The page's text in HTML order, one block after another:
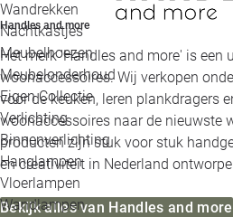
Wandrekken
Nachtkastjes
Meubelhoezen
Meubelonderhoud
Eigen Collectie
Verlichting
Binnenverlichting
Hanglampen
Vloerlampen
Wandlampen
Handles and more
Het merk 'Handles and more' is een
woonaccessoires. Wij verkopen
voor de keuken, leren plankdragers
woonaccessoires naar de nieuwste
producten zijn stuk voor stuk
en creativiteit in Nederland
Bekijk alles van Handles and more